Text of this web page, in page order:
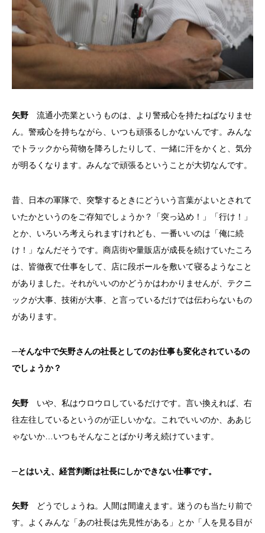
矢野 流通小売業というものは、より警戒心を持たねばなりませ
ん。警戒心を持ちながら、いつも頑張るしかないんです。みんな
でトラックから荷物を降ろしたりして、一緒に汗をかくと、気分
が明るくなります。みんなで頑張るということが大切なんです。
昔、日本の軍隊で、突撃するときにどういう言葉がよいとされて
いたかというのをご存知でしょうか？「突っ込め！」「行け！」
とか、いろいろ考えられますけれども、一番いいのは「俺に続
け！」なんだそうです。商店街や量販店が成長を続けていたころ
は、皆徹夜で仕事をして、店に段ボールを敷いて寝るようなこと
がありました。それがいいのかどうかはわかりませんが、テクニ
ックが大事、技術が大事、と言っているだけでは伝わらないもの
があります。
─そんな中で矢野さんの社長としてのお仕事も変化されているの
でしょうか？
矢野 いや、私はウロウロしているだけです。言い換えれば、右
往左往しているというのが正しいかな。これでいいのか、ああじ
ゃないか…いつもそんなことばかり考え続けています。
─とはいえ、経営判断は社長にしかできない仕事です。
矢野 どうでしょうね。人間は間違えます。迷うのも当たり前で
す。よくみんな「あの社長は先見性がある」とか「人を見る目が